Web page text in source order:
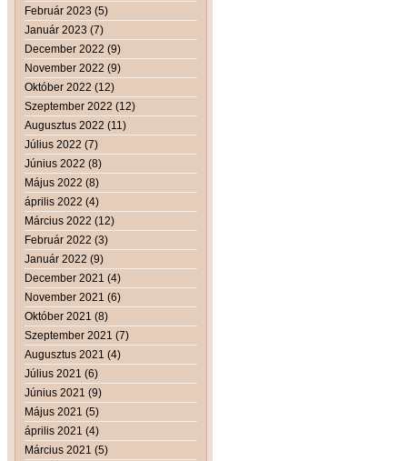
Február 2023 (5)
Január 2023 (7)
December 2022 (9)
November 2022 (9)
Október 2022 (12)
Szeptember 2022 (12)
Augusztus 2022 (11)
Július 2022 (7)
Június 2022 (8)
Május 2022 (8)
április 2022 (4)
Március 2022 (12)
Február 2022 (3)
Január 2022 (9)
December 2021 (4)
November 2021 (6)
Október 2021 (8)
Szeptember 2021 (7)
Augusztus 2021 (4)
Július 2021 (6)
Június 2021 (9)
Május 2021 (5)
április 2021 (4)
Március 2021 (5)